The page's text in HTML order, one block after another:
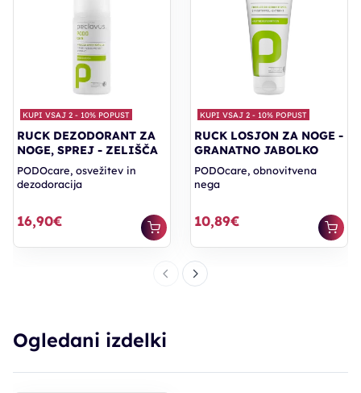
KUPI VSAJ 2 - 10% POPUST
RUCK DEZODORANT ZA
NOGE, SPREJ - ZELIŠČA
PODOcare, osvežitev in
dezodoracija
16,90€
KUPI VSAJ 2 - 10% POPUST
RUCK LOSJON ZA NOGE -
GRANATNO JABOLKO
PODOcare, obnovitvena
nega
10,89€
Ogledani izdelki